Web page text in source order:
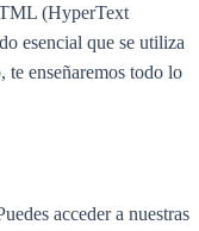
(HyperText
esencial que se utiliza
te enseñaremos todo lo
acceder a nuestras